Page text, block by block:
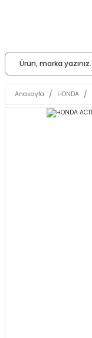
Anasayfa HONDA